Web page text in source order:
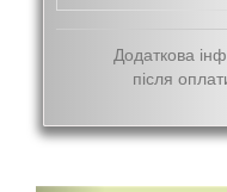
Додаткова
після